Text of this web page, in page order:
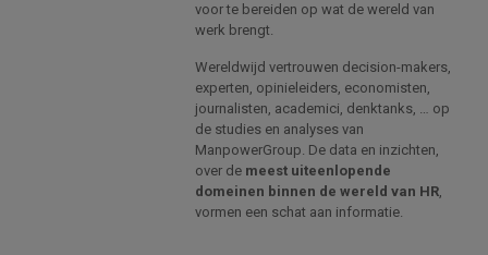
voor te bereiden op wat de wereld van
werk brengt.
Wereldwijd vertrouwen decision-makers,
experten, opinieleiders, economisten,
journalisten, academici, denktanks, … op
de studies en analyses van
ManpowerGroup. De data en inzichten,
over de meest uiteenlopende
domeinen binnen de wereld van HR,
vormen een schat aan informatie.